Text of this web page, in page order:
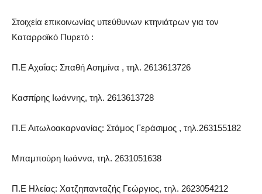
Στοιχεία επικοινωνίας υπεύθυνων κτηνιάτρων για τον
Καταρροϊκό Πυρετό :
Π.Ε Αχαΐας: Σπαθή Ασημίνα , τηλ. 2613613726
Κασπίρης Ιωάννης, τηλ. 2613613728
Π.Ε Αιτωλοακαρνανίας: Στάμος Γεράσιμος , τηλ.263155182
Μπαμπούρη Ιωάννα, τηλ. 2631051638
Π.Ε Ηλείας: Χατζηπανταζής Γεώργιος, τηλ. 2623054212